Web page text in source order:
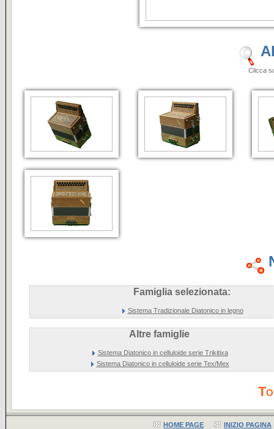
Clicca sulle
Famiglia selezionata:
Sistema Tradizionale Diatonico in legno
Altre famiglie
Sistema Diatonico in celluloide serie Trikitixa
Sistema Diatonico in celluloide serie Tex/Mex
HOME PAGE INIZIO PAGINA